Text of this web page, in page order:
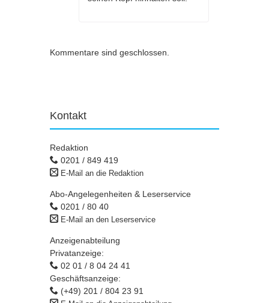
Kommentare sind geschlossen.
Kontakt
Redaktion
0201 / 849 419
E-Mail an die Redaktion
Abo-Angelegenheiten & Leserservice
0201 / 80 40
E-Mail an den Leserservice
Anzeigenabteilung
Privatanzeige:
02 01 / 8 04 24 41
Geschäftsanzeige:
(+49) 201 / 804 23 91